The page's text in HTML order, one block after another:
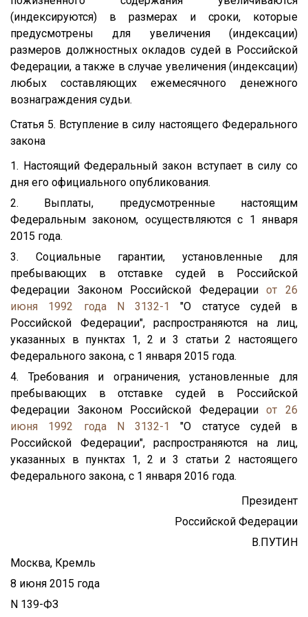
(индексируются) в размерах и сроки, которые
предусмотрены для увеличения (индексации)
размеров должностных окладов судей в Российской
Федерации, а также в случае увеличения (индексации)
любых составляющих ежемесячного денежного
вознаграждения судьи.
Статья 5. Вступление в силу настоящего Федерального
закона
1. Настоящий Федеральный закон вступает в силу со
дня его официального опубликования.
2. Выплаты, предусмотренные настоящим
Федеральным законом, осуществляются с 1 января
2015 года.
3. Социальные гарантии, установленные для
пребывающих в отставке судей в Российской
Федерации Законом Российской Федерацииот 26
июня 1992 года N 3132-1
"О статусе судей в
Российской Федерации", распространяются на лиц,
указанных в пунктах 1, 2 и 3 статьи 2 настоящего
Федерального закона, с 1 января 2015 года.
4. Требования и ограничения, установленные для
пребывающих в отставке судей в Российской
Федерации Законом Российской Федерацииот 26
июня 1992 года N 3132-1
"О статусе судей в
Российской Федерации", распространяются на лиц,
указанных в пунктах 1, 2 и 3 статьи 2 настоящего
Федерального закона, с 1 января 2016 года.
Президент
Российской Федерации
В.ПУТИН
Москва, Кремль
8 июня 2015 года
N 139-ФЗ